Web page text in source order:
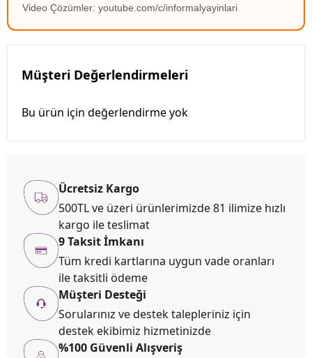
Video Çözümler: youtube.com/c/informalyayinlari
Müşteri Değerlendirmeleri
Bu ürün için değerlendirme yok
Ücretsiz Kargo
500TL ve üzeri ürünlerimizde 81 ilimize hızlı
kargo ile teslimat
9 Taksit İmkanı
Tüm kredi kartlarına uygun vade oranları
ile taksitli ödeme
Müşteri Desteği
Sorularınız ve destek talepleriniz için
destek ekibimiz hizmetinizde
%100 Güvenli Alışveriş